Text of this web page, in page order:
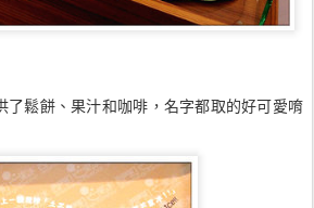
了鬆餅、果汁和咖啡，名字都取的好可愛唷